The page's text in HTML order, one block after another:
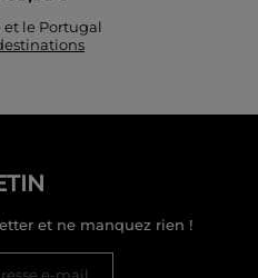
et le Portugal
et ne manquez rien !